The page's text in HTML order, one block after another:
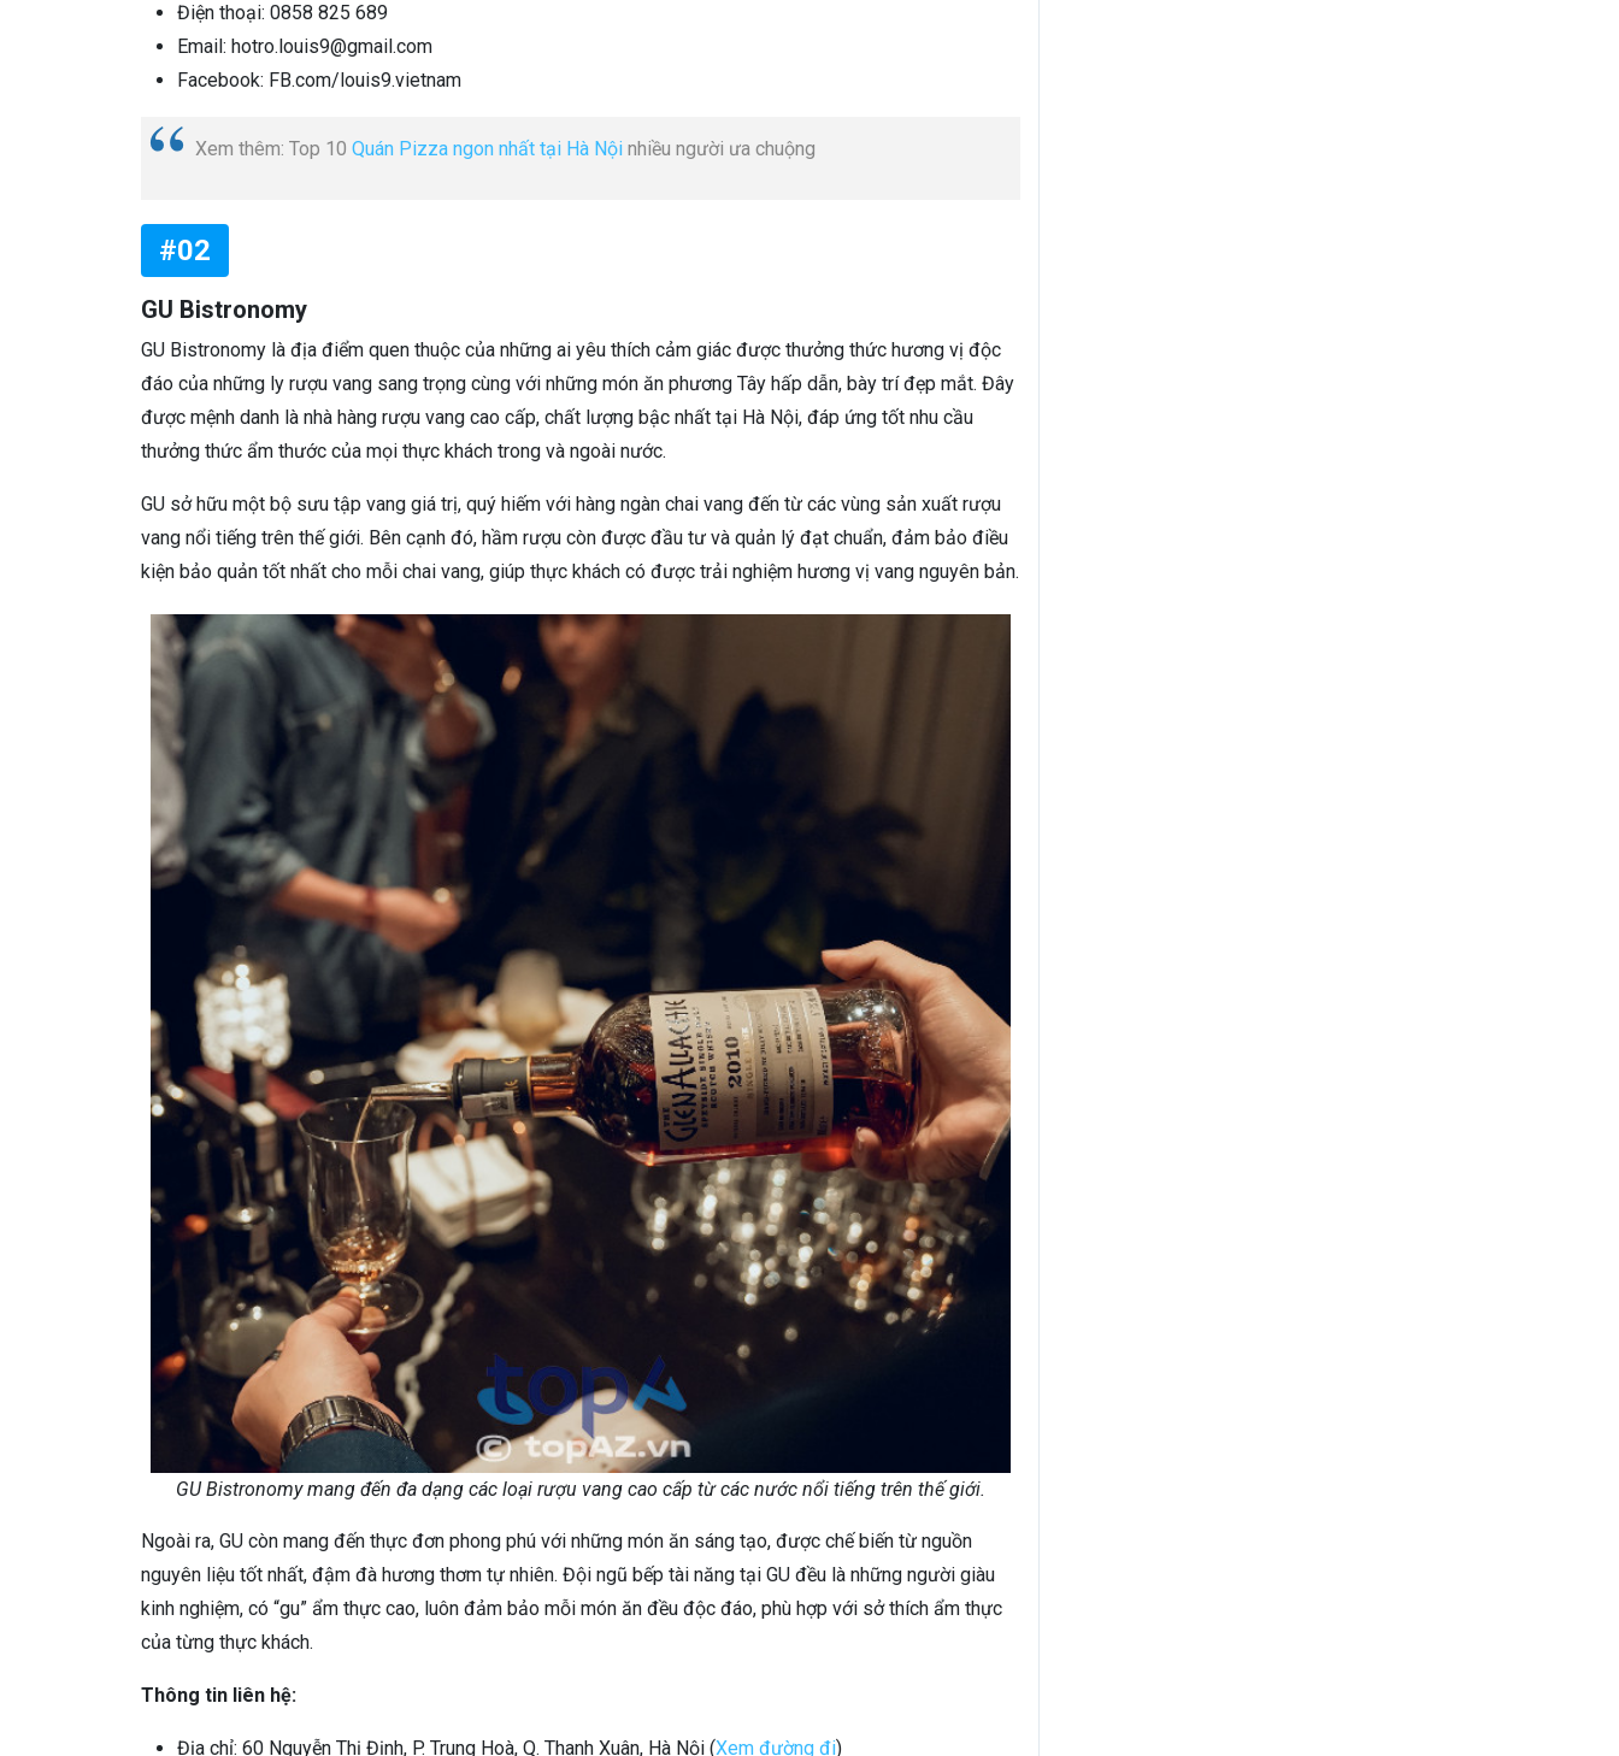
Điện thoại: 0858 825 689
Email: hotro.louis9@gmail.com
Facebook: FB.com/louis9.vietnam
Xem thêm: Top 10 Quán Pizza ngon nhất tại Hà Nội nhiều người ưa chuộng
#02
GU Bistronomy
GU Bistronomy là địa điểm quen thuộc của những ai yêu thích cảm giác được thưởng thức hương vị độc
đáo của những ly rượu vang sang trọng cùng với những món ăn phương Tây hấp dẫn, bày trí đẹp mắt. Đây
được mệnh danh là nhà hàng rượu vang cao cấp, chất lượng bậc nhất tại Hà Nội, đáp ứng tốt nhu cầu
thưởng thức ẩm thước của mọi thực khách trong và ngoài nước.
GU sở hữu một bộ sưu tập vang giá trị, quý hiếm với hàng ngàn chai vang đến từ các vùng sản xuất rượu
vang nổi tiếng trên thế giới. Bên cạnh đó, hầm rượu còn được đầu tư và quản lý đạt chuẩn, đảm bảo điều
kiện bảo quản tốt nhất cho mỗi chai vang, giúp thực khách có được trải nghiệm hương vị vang nguyên bản.
GU Bistronomy mang đến đa dạng các loại rượu vang cao cấp từ các nước nổi tiếng trên thế giới.
Ngoài ra, GU còn mang đến thực đơn phong phú với những món ăn sáng tạo, được chế biến từ nguồn
nguyên liệu tốt nhất, đậm đà hương thơm tự nhiên. Đội ngũ bếp tài năng tại GU đều là những người giàu
kinh nghiệm, có “gu” ẩm thực cao, luôn đảm bảo mỗi món ăn đều độc đáo, phù hợp với sở thích ẩm thực
của từng thực khách.
Thông tin liên hệ:
Địa chỉ: 60 Nguyễn Thị Định, P. Trung Hoà, Q. Thanh Xuân, Hà Nội (Xem đường đi)